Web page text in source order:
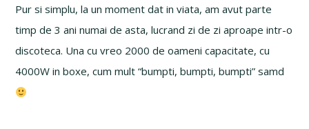
Pur si simplu, la un moment dat in viata, am avut parte
timp de 3 ani numai de asta, lucrand zi de zi aproape intr-o
discoteca. Una cu vreo 2000 de oameni capacitate, cu
4000W in boxe, cum mult “bumpti, bumpti, bumpti” samd